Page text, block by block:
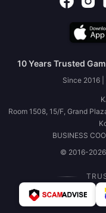
10 Years Trusted
Since 2016
Room 1508, 15/F, Grand
BUSINESS
© 2016-2026